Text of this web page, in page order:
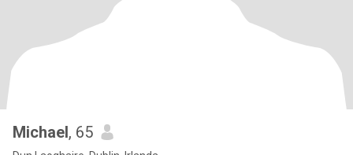
Michael, 65